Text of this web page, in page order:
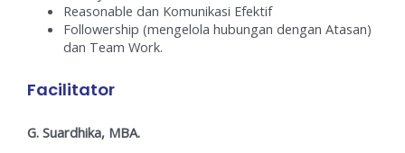
Reasonable dan Komunikasi Efektif
Followership (mengelola hubungan dengan Atasan)
dan Team Work.
Facilitator
G. Suardhika, MBA.